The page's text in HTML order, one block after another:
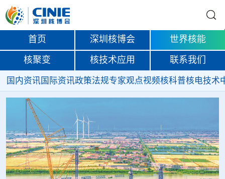
首页 深圳核博会 世界核能
核聚变 核技术应用 联系我们
国内资讯 国际资讯政策法规专家观点视频核科普核电技术